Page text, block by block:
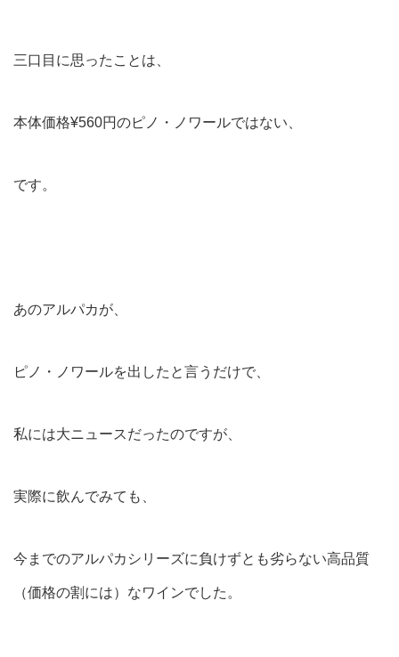
三口目に思ったことは、
本体価格¥560円のピノ・ノワールではない、
です。
あのアルパカが、
ピノ・ノワールを出したと言うだけで、
私には大ニュースだったのですが、
実際に飲んでみても、
今までのアルパカシリーズに負けずとも劣らない高品質
（価格の割には）なワインでした。